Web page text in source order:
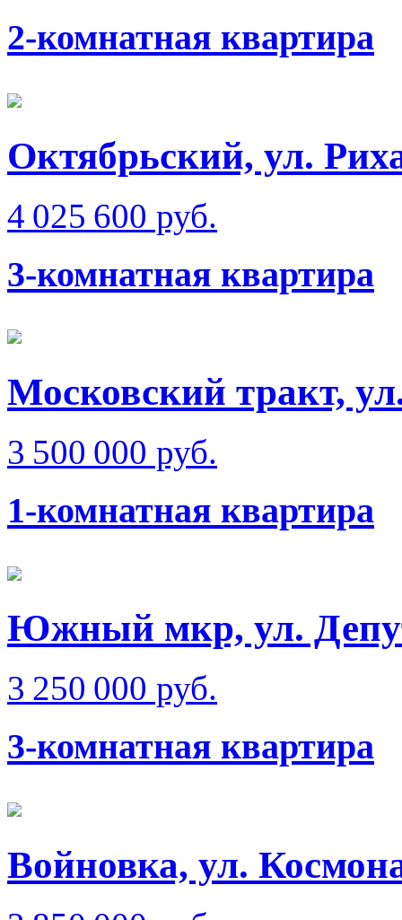
2-комнатная квартира
Октябрьский, ул.
4 025 600 руб.
3-комнатная квартира
Московский тракт,
3 500 000 руб.
1-комнатная квартира
Южный мкр, ул.
3 250 000 руб.
3-комнатная квартира
Войновка, ул.